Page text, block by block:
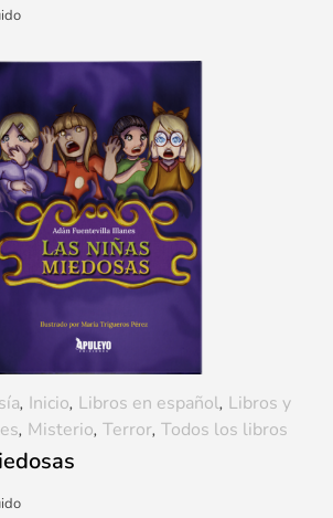
, Inicio, Libros en español, Libros y
, Misterio, Terror, Todos los libros